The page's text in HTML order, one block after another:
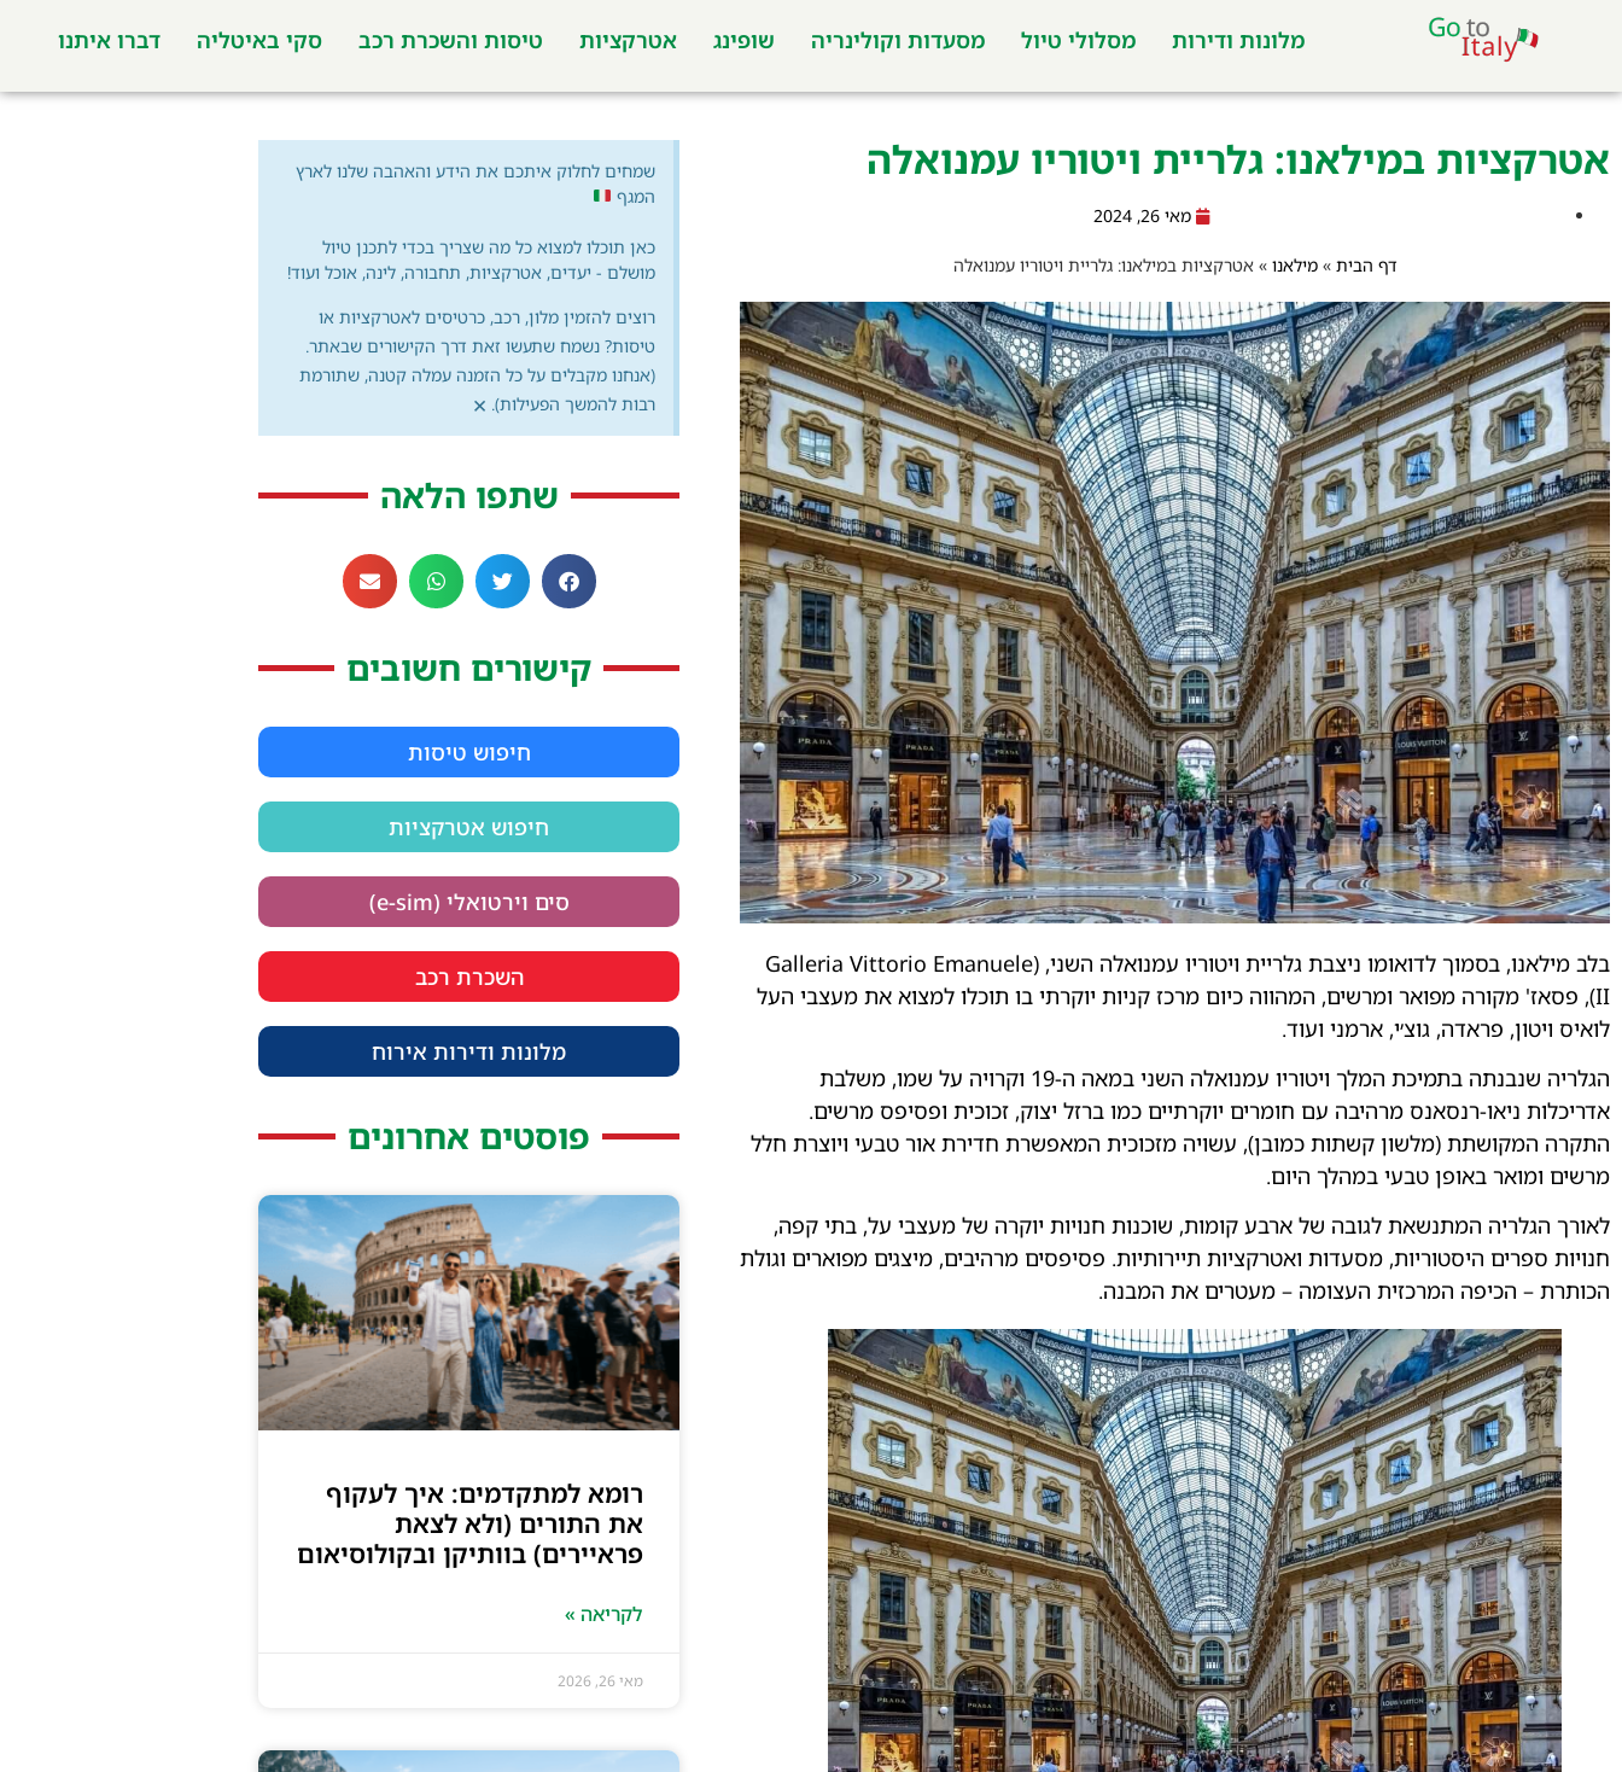
מלונות ודירות מסלולי טיול מסעדות וקולינריה שופינג אטרקציות טיסות והשכרת רכב סקי באיטליה דברו איתנו
אטרקציות במילאנו: גלריית ויטוריו עמנואלה
מאי 26, 2024
דף הבית »מילאנו »אטרקציות במילאנו: גלריית ויטוריו עמנואלה
בלב מילאנו, בסמוך לדואומו ניצבת גלריית ויטוריו עמנואלה השני, (Galleria Vittorio Emanuele
II), פסאז' מקורה מפואר ומרשים, המהווה כיום מרכז קניות יוקרתי בו תוכלו למצוא את מעצבי העל
לואיס ויטון, פראדה, גוצ׳י, ארמני ועוד.
הגלריה שנבנתה בתמיכת המלך ויטוריו עמנואלה השני במאה ה-19 וקרויה על שמו, משלבת
אדריכלות ניאו-רנסאנס מרהיבה עם חומרים יוקרתיים כמו ברזל יצוק, זכוכית ופסיפס מרשים.
התקרה המקושתת (מלשון קשתות כמובן), עשויה מזכוכית המאפשרת חדירת אור טבעי ויוצרת חלל
מרשים ומואר באופן טבעי במהלך היום.
לאורך הגלריה המתנשאת לגובה של ארבע קומות, שוכנות חנויות יוקרה של מעצבי על, בתי קפה,
חנויות ספרים היסטוריות, מסעדות ואטרקציות תיירותיות. פסיפסים מרהיבים, מיצגים מפוארים וגולת
הכותרת – הכיפה המרכזית העצומה – מעטרים את המבנה.
שמחים לחלוק איתכם את הידע והאהבה שלנו לארץ
המגף
כאן תוכלו למצוא כל מה שצריך בכדי לתכנן טיול
מושלם - יעדים, אטרקציות, תחבורה, לינה, אוכל ועוד!
רוצים להזמין מלון, רכב, כרטיסים לאטרקציות או
טיסות? נשמח שתעשו זאת דרך הקישורים שבאתר.
(אנחנו מקבלים על כל הזמנה עמלה קטנה, שתורמת
רבות להמשך הפעילות). ×
שתפו הלאה
קישורים חשובים
חיפוש טיסות
חיפוש אטרקציות
סים וירטואלי (e-sim)
השכרת רכב
מלונות ודירות אירוח
פוסטים אחרונים
רומא למתקדמים: איך לעקוף
את התורים (ולא לצאת
פראיירים) בוותיקן ובקולוסיאום
לקריאה »
מאי 26, 2026